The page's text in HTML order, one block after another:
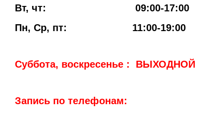
Вт, чт: 09:00-17:00
Пн, Ср, пт: 11:00-19:00
Суббота, воскресенье : ВЫХОДНОЙ
Запись по телефонам: